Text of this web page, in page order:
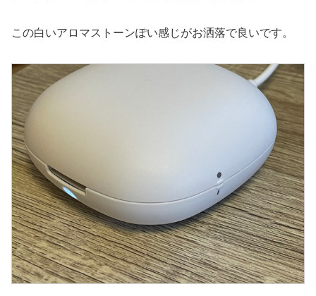
この白いアロマストーンぽい感じがお洒落で良いです。